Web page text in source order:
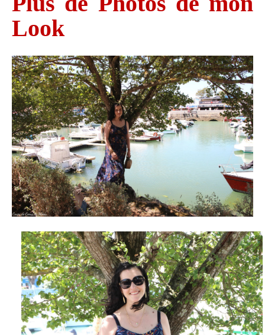
Look